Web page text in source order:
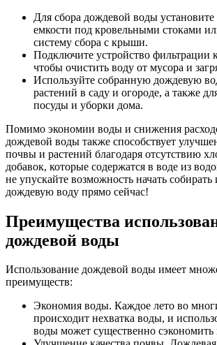
Для сбора дождевой воды
емкости под кровельными стоками
систему сбора с крыши.
Подключите устройство фильтрации
чтобы очистить воду от мусора и
Используйте собранную дождевую
растений в саду и огороде, а также
посуды и уборки дома.
Помимо экономии воды и снижения
дождевой воды также способствует
почвы и растений благодаря отсутствию
добавок, которые содержатся в воде из
не упускайте возможность начать собирать
дождевую воду прямо сейчас!
Преимущества
дождевой воды
Использование дождевой воды имеет
преимуществ:
Экономия воды. Каждое лето во
происходит нехватка воды, и
воды может существенно